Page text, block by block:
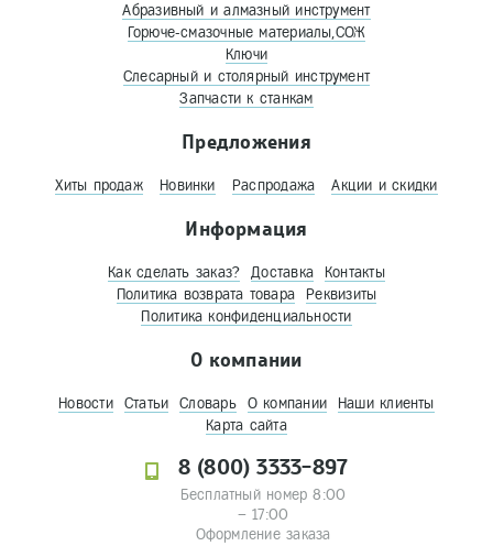
Абразивный и алмазный инструмент
Горюче-смазочные материалы,СОЖ
Ключи
Слесарный и столярный инструмент
Запчасти к станкам
Предложения
Хиты продаж Новинки Распродажа Акции и скидки
Информация
Как сделать заказ? Доставка
Контакты
Политика возврата товара
Реквизиты
Политика конфиденциальности
О компании
Новости Статьи Словарь О компании
Наши клиенты
Карта сайта
8 (800) 3333-897
Бесплатный номер 8:00
– 17:00
Оформление заказа